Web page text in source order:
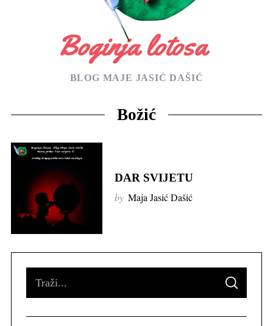
BLOG MAJE JASIĆ DAŠIĆ
Božić
DAR SVIJETU
by Maja Jasić Dašić
S
A
C